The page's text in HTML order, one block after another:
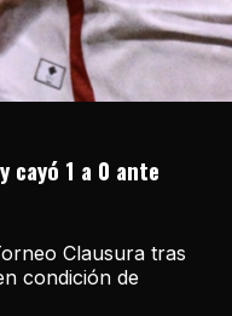
cayó 1 a 0 ante
Clausura tras
condición de